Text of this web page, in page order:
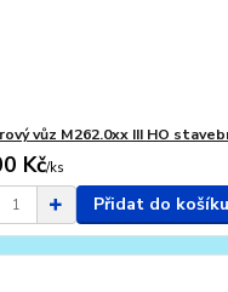
vůz M262.0xx III HO
Kč/ks
Přidat do košíku